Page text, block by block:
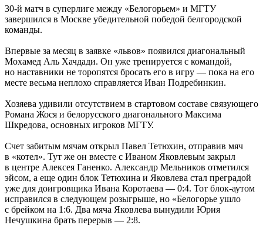
30-й матч в суперлиге между «Белогорьем» и МГТУ
завершился в Москве убедительной победой белгородской
команды.
Впервые за месяц в заявке «львов» появился диагональный
Мохамед Аль Хачдади. Он уже тренируется с командой,
но наставники не торопятся бросать его в игру — пока на его
месте весьма неплохо справляется Иван Подребинкин.
Хозяева удивили отсутствием в стартовом составе связующего
Романа Жося и белорусского диагонального Максима
Шкредова, основных игроков МГТУ.
Счет забитым мячам открыл Павел Тетюхин, отправив мяч
в «котел». Тут же он вместе с Иваном Яковлевым закрыл
в центре Алексея Ганенко. Александр Мельников отметился
эйсом, а еще один блок Тетюхина и Яковлева стал преградой
уже для доигровщика Ивана Коротаева — 0:4. Тот блок-аутом
исправился в следующем розыгрыше, но «Белогорье ушло
с брейком на 1:6. Два мяча Яковлева вынудили Юрия
Нечушкина брать перерыв — 2:8.